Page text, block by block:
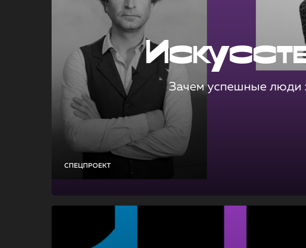
СПЕЦПРОЕКТ
Зачем успешные люди